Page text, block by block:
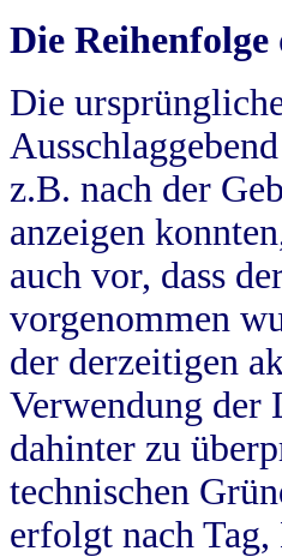
Die
Die
z.B. nach der
anzeigen
auch vor, dass
vorgenommen
der derzeitigen
Verwendung der
dahinter zu
technischen
erfolgt nach Tag,